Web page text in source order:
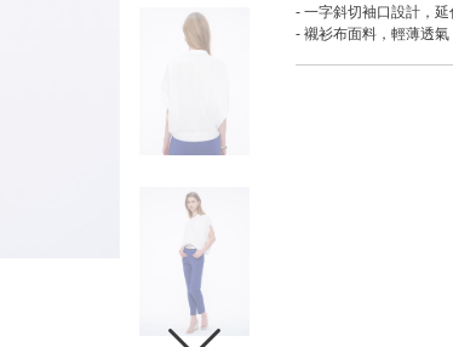
- 一字斜切袖口設計，
- 襯衫布面料，輕薄透氣